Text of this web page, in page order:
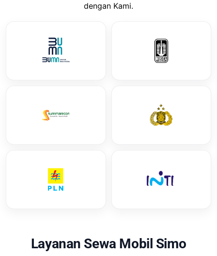
dengan Kami.
Layanan Sewa Mobil Simo